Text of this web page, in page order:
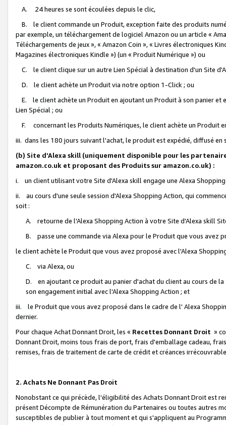
A. 24 heures se sont écoulées depuis le clic,
B. le client commande un Produit, exception faite des produits
par exemple, un téléchargement de logiciel Amazon ou un article «
Téléchargements de jeux », « Amazon Coin », « Livres électroniques
Magazines électroniques Kindle ») (un « Produit Numérique ») ou
C. le client clique sur un autre Lien Spécial à destination d'un Site
D. le client achète un Produit via notre option 1-Click ; ou
E. le client achète un Produit en ajoutant un Produit à son panier et
Lien Spécial ; ou
F. concernant les Produits Numériques, le client achète un Produit
iii. dans les 180 jours suivant l'achat, le produit est expédié, diffusé
(b) Site d'Alexa skill (uniquement disponible pour les
amazon.co.uk et proposant des Produits sur amazon.co.uk) :
i. un client utilisant votre Site d'Alexa skill engage une Alexa
ii. au cours d'une seule session d'Alexa Shopping Action, qui
soit :
A. retourne de l'Alexa Shopping Action à votre Site d'Alexa skill
B. passe une commande via Alexa pour le Produit que vous avez
le client achète le Produit que vous avez proposé avec l'Alexa
C. via Alexa, ou
D. en ajoutant ce produit au panier d'achat du client au cours de
son engagement initial avec l'Alexa Shopping Action ; et
iii. le Produit que vous avez proposé dans le cadre de l' Alexa
dernier.
Pour chaque Achat Donnant Droit, les « Recettes Donnant Droit »
Donnant Droit, moins tous frais de port, frais d'emballage cadeau,
remises, frais de traitement de carte de crédit et créances
2. Achats Ne Donnant Pas Droit
Nonobstant ce qui précède, l'éligibilité des Achats Donnant Droit est
présent Décompte de Rémunération du Partenaires ou toutes autres
susceptibles de publier à tout moment et qui s'appliquent au